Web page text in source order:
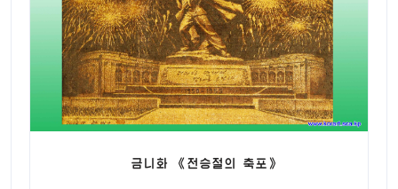
금니화 《전승절의 축포》